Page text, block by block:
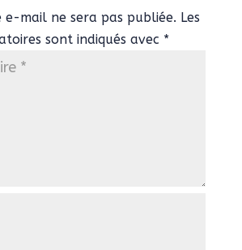
e-mail ne sera pas publiée. Les
sont indiqués avec *